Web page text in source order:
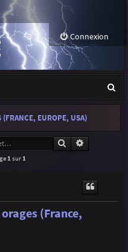
Connexion
e
(FRANCE, EUROPE, USA)
Rechercher
1 sur 1
(France,